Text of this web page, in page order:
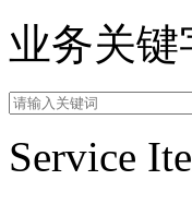
业务关键
Service